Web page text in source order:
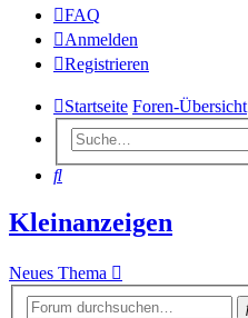
FAQ
Anmelden
Registrieren
Startseite Foren-Übersicht
Suche
Kleinanzeigen
Neues Thema